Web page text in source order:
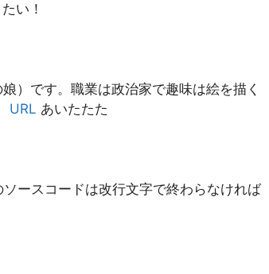
い！
）です。職業は政治家で趣味は絵を描く
URL あいたたた
ースコードは改行文字で終わらなければ